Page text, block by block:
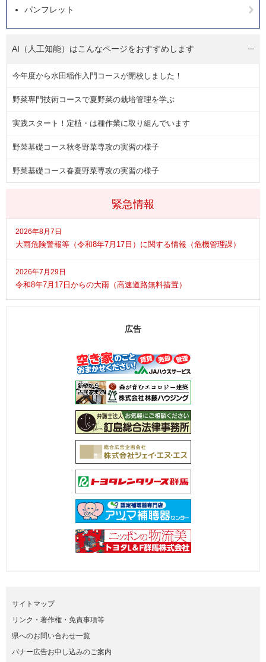
緊急情報
2026年8月7日
大雨危険警報等（令和8年7月17日）に関する情報（危機管理課）
2026年7月29日
令和8年7月17日からの大雨（高速道路無料措置）
パンフレット
AI（人工知能）はこんなページをおすすめします
今年度から水田稲作入門コースが開校しました！
野菜専門技術コースで夏野菜の栽培管理を学ぶ
実践スタート！定植・は種作業に取り組んでいます
野菜基礎コース秋冬野菜専攻の実習の様子
野菜基礎コース春夏野菜専攻の実習の様子
広告
サイトマップ
リンク・著作権・免責事項等
県へのお問い合わせ一覧
バナー広告お申し込みのご案内